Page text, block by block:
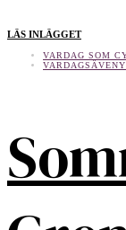
LÄS INLÄGGET
VARDAG SOM